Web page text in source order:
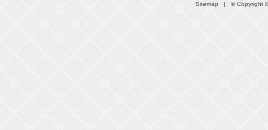
Sitemap | © Copyright